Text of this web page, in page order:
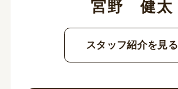
宮野 健太
スタッフ紹介を見る